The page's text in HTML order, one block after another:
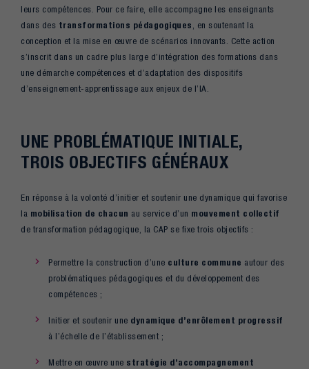
leurs compétences. Pour ce faire, elle accompagne les enseignants
dans des transformations pédagogiques , en soutenant la
conception et la mise en œuvre de scénarios innovants. Cette action
s’inscrit dans un cadre plus large d’intégration des formations dans
une démarche compétences et d’adaptation des dispositifs
d’enseignement-apprentissage aux enjeux de l’IA.
UNE PROBLÉMATIQUE INITIALE,
TROIS OBJECTIFS GÉNÉRAUX
En réponse à la volonté d’initier et soutenir une dynamique qui favorise
la mobilisation de chacun au service d’un mouvement collectif
de transformation pédagogique, la CAP se fixe trois objectifs :
Permettre la construction d’une culture commune autour des
problématiques pédagogiques et du développement des
compétences ;
Initier et soutenir une dynamique d’enrôlement progressif
à l’échelle de l’établissement ;
Mettre en œuvre une stratégie d’accompagnement